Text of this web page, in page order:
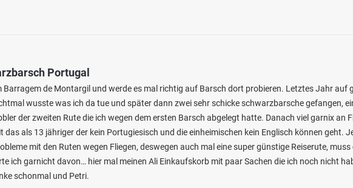
Portugal
Barragem de Montargil und werde es mal richtig auf Barsch dort probieren. Letztes Jahr auf
wusste was ich da tue und später dann zwei sehr schicke schwarzbarsche gefangen,
der zweiten Rute die ich wegen dem ersten Barsch abgelegt hatte. Danach viel garnix an
das als 13 jähriger der kein Portugiesisch und die einheimischen kein Englisch können geht.
mit den Ruten wegen Fliegen, deswegen auch mal eine super günstige Reiserute,
ich garnicht davon… hier mal meinen Ali Einkaufskorb mit paar Sachen die ich noch nicht
schonmal und Petri.